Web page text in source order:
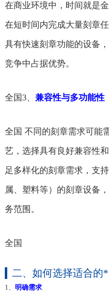
在商业环境中，时间就是
在短时间内完成大量刻章
具有快速刻章功能的设备
竞争中占据优势。
全国3、 兼容性与多功能性
全国 不同的刻章需求可能
艺，选择具有良好兼容性
足多样化的刻章需求，支
属、塑料等）的刻章设备
务范围。
全国
二、如何选择适合的
1、 明确需求